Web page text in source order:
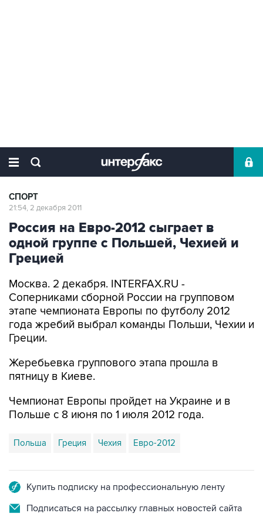
СПОРТ
21:54, 2 декабря 2011
Россия на Евро-2012 сыграет в
одной группе с Польшей, Чехией и
Грецией
Москва. 2 декабря. INTERFAX.RU -
Соперниками сборной России на групповом
этапе чемпионата Европы по футболу 2012
года жребий выбрал команды Польши, Чехии и
Греции.
Жеребьевка группового этапа прошла в
пятницу в Киеве.
Чемпионат Европы пройдет на Украине и в
Польше с 8 июня по 1 июля 2012 года.
Польша Греция Чехия Евро-2012
Купить подписку на профессиональную ленту
Подписаться на рассылку главных новостей сайта